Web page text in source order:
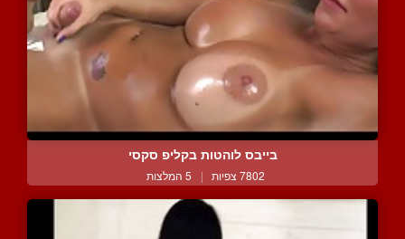
בייבס לוהטות בקליפ סקסי
7802 צפיות | 5 המלצות